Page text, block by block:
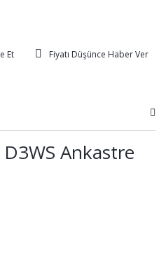
Et
Fiyatı Düşünce Haber Ver
Ankastre